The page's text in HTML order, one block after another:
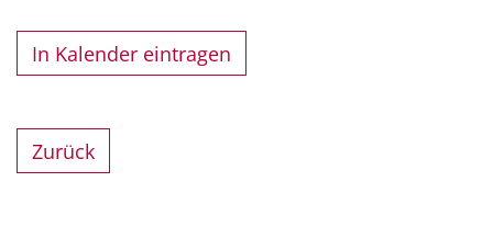
In Kalender eintragen
Zurück